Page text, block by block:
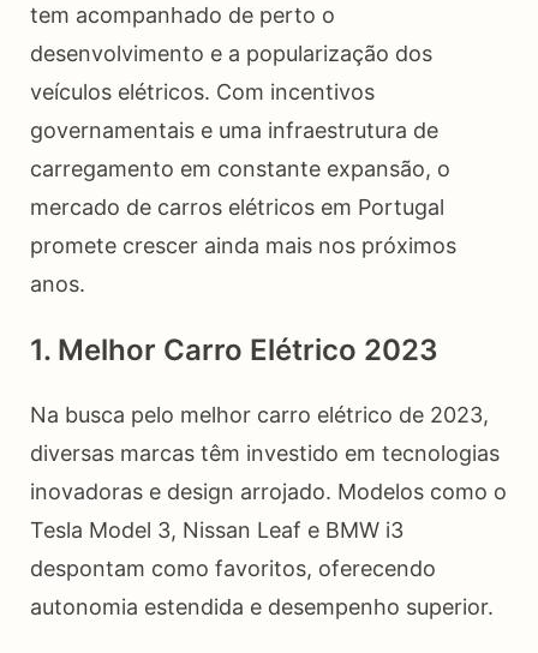
tem acompanhado de perto o
desenvolvimento e a popularização dos
veículos elétricos. Com incentivos
governamentais e uma infraestrutura de
carregamento em constante expansão, o
mercado de carros elétricos em Portugal
promete crescer ainda mais nos próximos
anos.
1. Melhor Carro Elétrico 2023
Na busca pelo melhor carro elétrico de 2023,
diversas marcas têm investido em tecnologias
inovadoras e design arrojado. Modelos como o
Tesla Model 3, Nissan Leaf e BMW i3
despontam como favoritos, oferecendo
autonomia estendida e desempenho superior.